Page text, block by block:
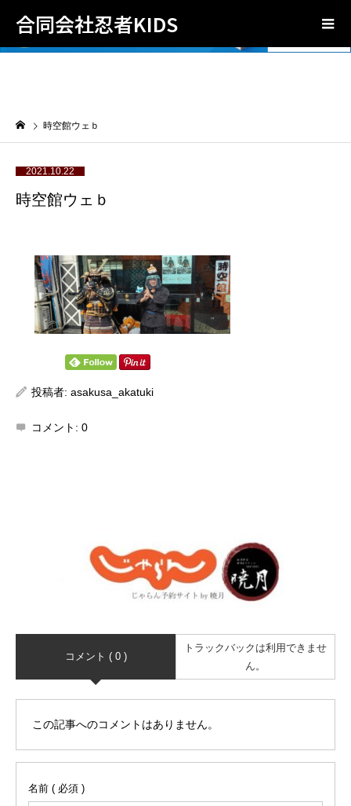
合同会社忍者KIDS
時空館ウェｂ
2021.10.22
時空館ウェｂ
投稿者: asakusa_akatuki
コメント: 0
コメント ( 0 )
トラックバックは利用できませ
ん。
この記事へのコメントはありません。
名前 ( 必須 )